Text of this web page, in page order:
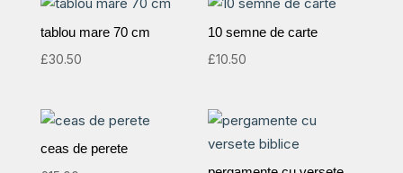
tablou mare 70 cm
£30.50
10 semne de carte
£10.50
ceas de perete